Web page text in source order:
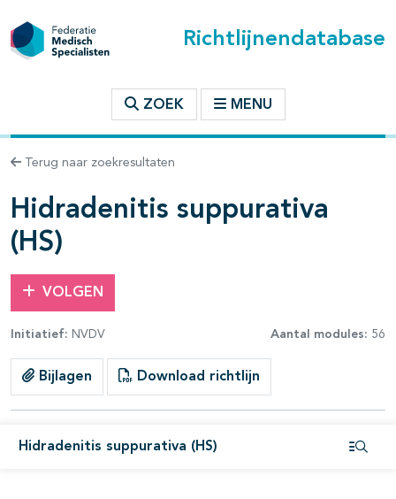
Richtlijnendatabase
ZOEK MENU
Terug naar zoekresultaten
Hidradenitis suppurativa
(HS)
VOLGEN
Initiatief: NVDV Aantal modules: 56
Bijlagen Download richtlijn
Hidradenitis suppurativa (HS)
binnen deze richtlijn